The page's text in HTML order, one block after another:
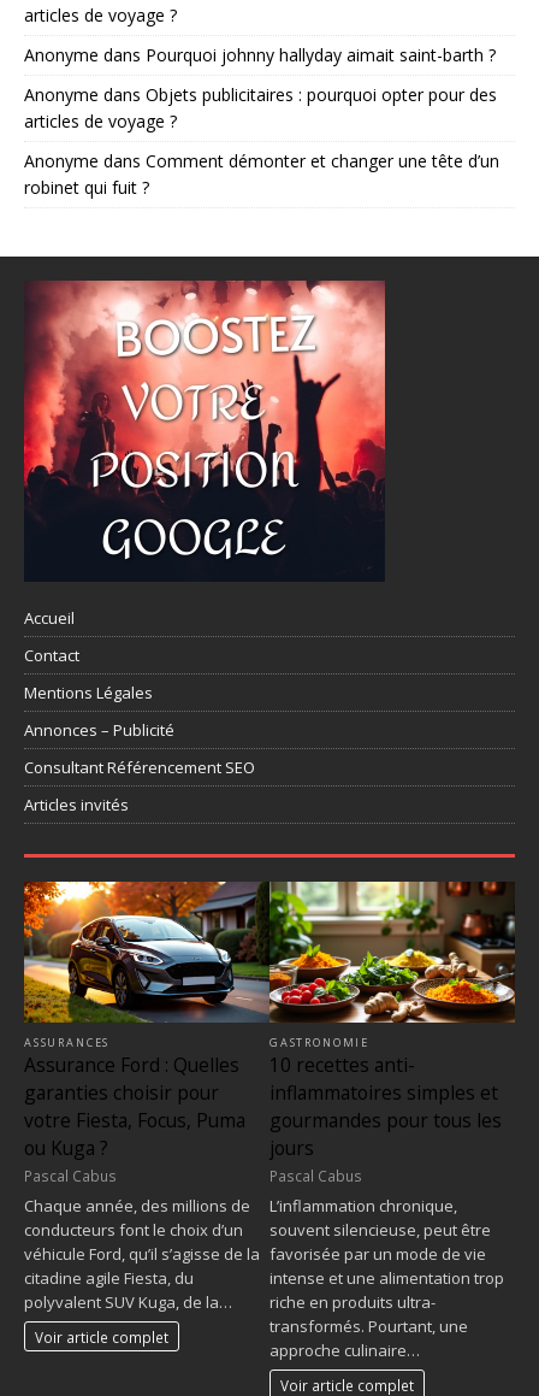
articles de voyage ?
Anonyme dans Pourquoi johnny hallyday aimait saint-barth ?
Anonyme dans Objets publicitaires : pourquoi opter pour des
articles de voyage ?
Anonyme dans Comment démonter et changer une tête d’un
robinet qui fuit ?
Accueil
Contact
Mentions Légales
Annonces – Publicité
Consultant Référencement SEO
Articles invités
ASSURANCES
Assurance Ford : Quelles
garanties choisir pour
votre Fiesta, Focus, Puma
ou Kuga ?
Pascal Cabus
Chaque année, des millions de
conducteurs font le choix d’un
véhicule Ford, qu’il s’agisse de la
citadine agile Fiesta, du
polyvalent SUV Kuga, de la…
Voir article complet
GASTRONOMIE
10 recettes anti-
inflammatoires simples et
gourmandes pour tous les
jours
Pascal Cabus
L’inflammation chronique,
souvent silencieuse, peut être
favorisée par un mode de vie
intense et une alimentation trop
riche en produits ultra-
transformés. Pourtant, une
approche culinaire…
Voir article complet